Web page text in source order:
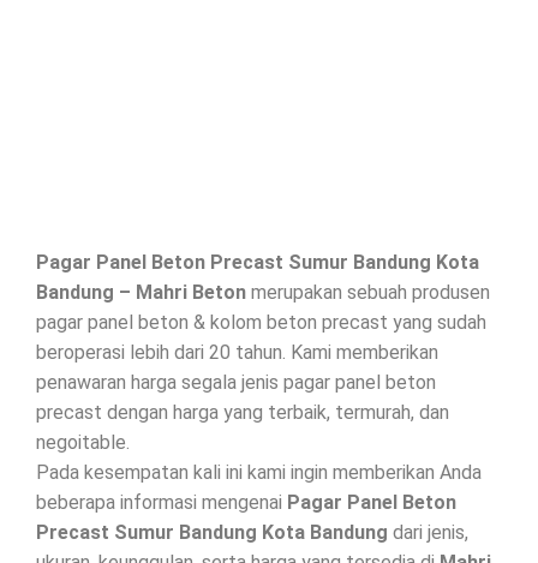
Pagar Panel Beton Precast Sumur Bandung Kota
Bandung – Mahri Beton merupakan sebuah produsen
pagar panel beton & kolom beton precast yang sudah
beroperasi lebih dari 20 tahun. Kami memberikan
penawaran harga segala jenis pagar panel beton
precast dengan harga yang terbaik, termurah, dan
negoitable.
Pada kesempatan kali ini kami ingin memberikan Anda
beberapa informasi mengenai Pagar Panel Beton
Precast Sumur Bandung Kota Bandung dari jenis,